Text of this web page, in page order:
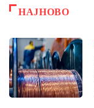
НАЈНОВО